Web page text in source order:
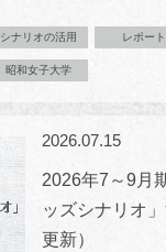
シナリオの活用 レポート
昭和女子大学
2026.07.15
2026年7～9月
ッズシナリオ
更新）